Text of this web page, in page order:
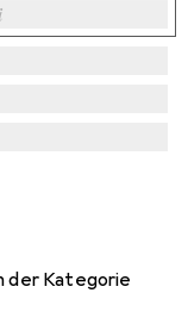
der Kategorie